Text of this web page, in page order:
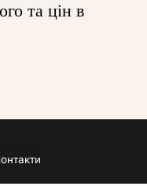
та цін в